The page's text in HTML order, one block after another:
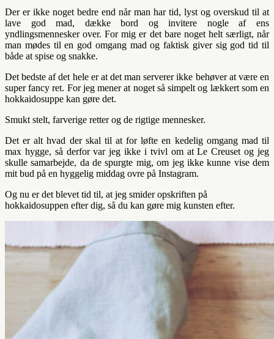
Der er ikke noget bedre end når man har tid, lyst og overskud til at
lave god mad, dække bord og invitere nogle af ens
yndlingsmennesker over. For mig er det bare noget helt særligt, når
man mødes til en god omgang mad og faktisk giver sig god tid til
både at spise og snakke.
Det bedste af det hele er at det man serverer ikke behøver at være en
super fancy ret. For jeg mener at noget så simpelt og lækkert som en
hokkaidosuppe kan gøre det.
Smukt stelt, farverige retter og de rigtige mennesker.
Det er alt hvad der skal til at for løfte en kedelig omgang mad til
max hygge, så derfor var jeg ikke i tvivl om at Le Creuset og jeg
skulle samarbejde, da de spurgte mig, om jeg ikke kunne vise dem
mit bud på en hyggelig middag ovre på Instagram.
Og nu er det blevet tid til, at jeg smider opskriften på
hokkaidosuppen efter dig, så du kan gøre mig kunsten efter.